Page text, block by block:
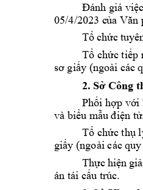
Đánh giá
05/4/2023 của Văn
Tổchức
Tổ chức tiếp
sơ giấy (ngoài các
2. Sở Công
Phối hợp với
và biểu mẫu điện tử.
Tổ chức thụ
giấy (ngoài các
Thựchiện
án tái cấu trúc.